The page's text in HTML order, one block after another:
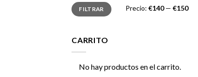
Precio
mínimo
Precio
máximo
FILTRAR Precio: €140— €150
CARRITO
No hay productos en el carrito.